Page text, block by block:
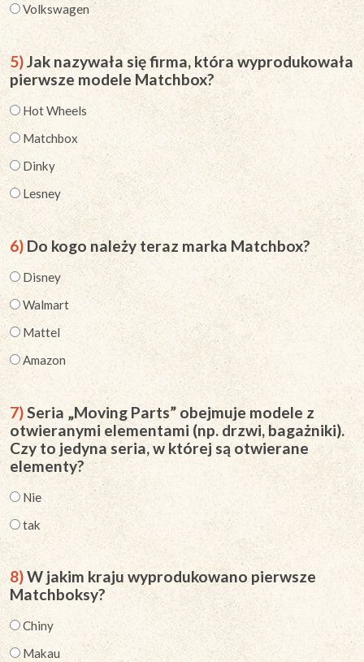
Volkswagen
5)Jak nazywała się firma, która wyprodukowała
pierwsze modele Matchbox?
Hot Wheels
Matchbox
Dinky
Lesney
6)Do kogo należy teraz marka Matchbox?
Disney
Walmart
Mattel
Amazon
7)Seria „Moving Parts” obejmuje modele z
otwieranymi elementami (np. drzwi, bagażniki).
Czy to jedyna seria, w której są otwierane
elementy?
Nie
tak
8)W jakim kraju wyprodukowano pierwsze
Matchboksy?
Chiny
Makau